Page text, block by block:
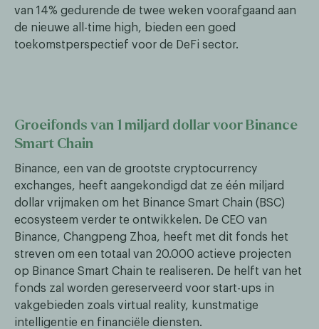
van 14% gedurende de twee weken voorafgaand aan
de nieuwe all-time high, bieden een goed
toekomstperspectief voor de DeFi sector.
Groeifonds van 1 miljard dollar voor Binance
Smart Chain
Binance, een van de grootste cryptocurrency
exchanges, heeft aangekondigd dat ze één miljard
dollar vrijmaken om het Binance Smart Chain (BSC)
ecosysteem verder te ontwikkelen. De CEO van
Binance, Changpeng Zhoa, heeft met dit fonds het
streven om een totaal van 20.000 actieve projecten
op Binance Smart Chain te realiseren. De helft van het
fonds zal worden gereserveerd voor start-ups in
vakgebieden zoals virtual reality, kunstmatige
intelligentie en financiële diensten.